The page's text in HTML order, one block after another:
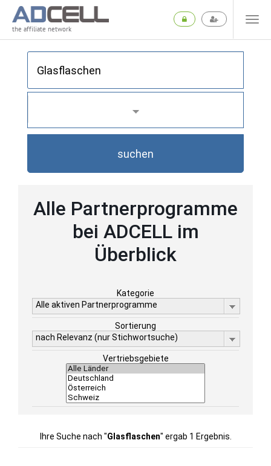
the affiliate network
suchen
Alle Partnerprogramme
bei ADCELL im
Überblick
Kategorie
Alle aktiven Partnerprogramme
Sortierung
nach Relevanz (nur Stichwortsuche)
Vertriebsgebiete
Ihre Suche nach "Glasflaschen" ergab 1 Ergebnis.